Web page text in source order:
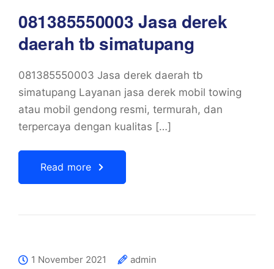
081385550003 Jasa derek
daerah tb simatupang
081385550003 Jasa derek daerah tb
simatupang Layanan jasa derek mobil towing
atau mobil gendong resmi, termurah, dan
terpercaya dengan kualitas […]
Read more
1 November 2021
admin